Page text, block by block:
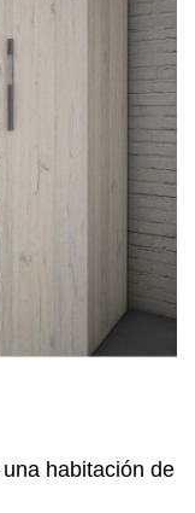
habitación de